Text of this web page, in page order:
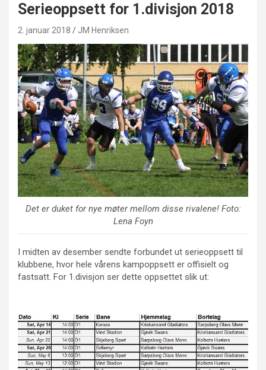
Serieoppsett for 1.divisjon 2018
2. januar 2018 JM Henriksen
Det er duket for nye møter mellom disse rivalene! Foto:
Lena Foyn
I midten av desember sendte forbundet ut serieoppsett til
klubbene, hvor hele vårens kampoppsett er offisielt og
fastsatt. For 1.divisjon ser dette oppsettet slik ut: